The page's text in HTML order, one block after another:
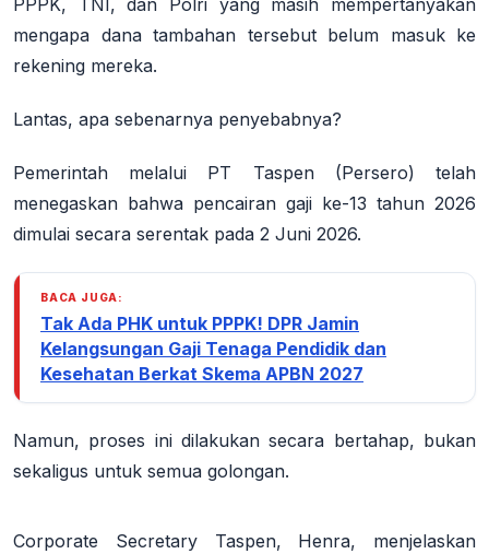
PPPK, TNI, dan Polri yang masih mempertanyakan
mengapa dana tambahan tersebut belum masuk ke
rekening mereka.
Lantas, apa sebenarnya penyebabnya?
Pemerintah melalui PT Taspen (Persero) telah
menegaskan bahwa pencairan gaji ke-13 tahun 2026
dimulai secara serentak pada 2 Juni 2026.
BACA JUGA:
Tak Ada PHK untuk PPPK! DPR Jamin
Kelangsungan Gaji Tenaga Pendidik dan
Kesehatan Berkat Skema APBN 2027
Namun, proses ini dilakukan secara bertahap, bukan
sekaligus untuk semua golongan.
Corporate Secretary Taspen, Henra, menjelaskan